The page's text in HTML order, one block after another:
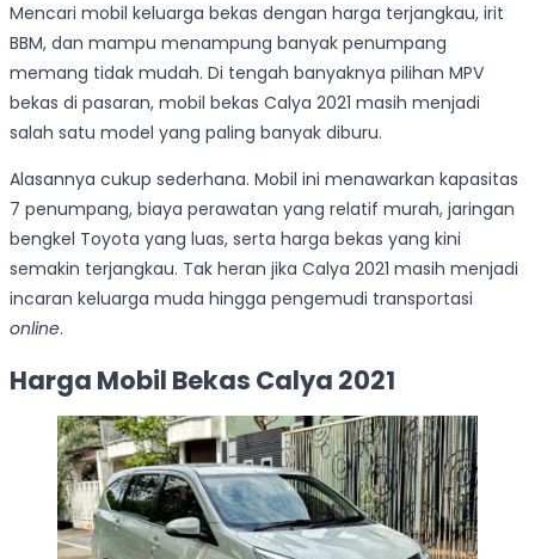
Mencari mobil keluarga bekas dengan harga terjangkau, irit
BBM, dan mampu menampung banyak penumpang
memang tidak mudah. Di tengah banyaknya pilihan MPV
bekas di pasaran, mobil bekas Calya 2021 masih menjadi
salah satu model yang paling banyak diburu.
Alasannya cukup sederhana. Mobil ini menawarkan kapasitas
7 penumpang, biaya perawatan yang relatif murah, jaringan
bengkel Toyota yang luas, serta harga bekas yang kini
semakin terjangkau. Tak heran jika Calya 2021 masih menjadi
incaran keluarga muda hingga pengemudi transportasi
online.
Harga Mobil Bekas Calya 2021